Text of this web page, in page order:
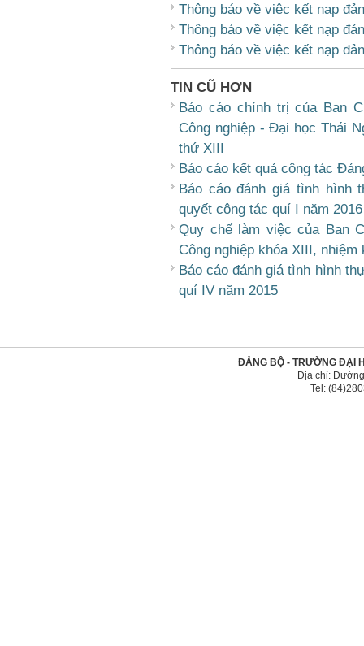
Thông báo về việc kết nạp
Thông báo về việc kết nạp
Thông báo về việc kết nạp
TIN CŨ HƠN
Báo cáo chính trị của Ban
Công nghiệp - Đại học Thái
thứ XIII
Báo cáo kết quả công tác
Báo cáo đánh giá tình hình
quyết công tác quí I năm 2016
Quy chế làm việc của Ban
Công nghiệp khóa XIII, nhiệm
Báo cáo đánh giá tình hình
quí IV năm 2015
ĐẢNG BỘ - TRƯỜNG ĐẠI
Địa chỉ:
Tel: